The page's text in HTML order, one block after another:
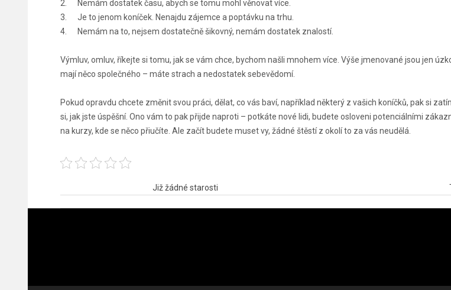
2. Nemám dostatek času, abych se tomu mohl věnovat více.
3. Je to jenom koníček. Nenajdu zájemce a poptávku na trhu.
4. Nemám na to, nejsem dostatečně šikovný, nemám dostatek znalostí.
Výmluv, omluv, říkejte si tomu, jak se vám chce, bychom našli mnohem více. Výše jmenované jsou jen
mají něco společného – máte strach a nedostatek sebevědomí.
Pokud opravdu chcete změnit svou práci, dělat, co vás baví, například některý z vašich koníčků, pak si
si, jak jste úspěšní. Ono vám to pak přijde naproti – potkáte nové lidi, budete osloveni potenciálními
na kurzy, kde se něco přiučíte. Ale začít budete muset vy, žádné štěstí z okolí to za vás neudělá.
Navigace
pro
Již žádné starosti